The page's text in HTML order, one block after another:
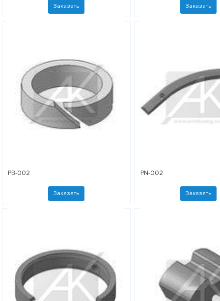
Заказать Заказать
PB-002
Заказать
PN-002
Заказать